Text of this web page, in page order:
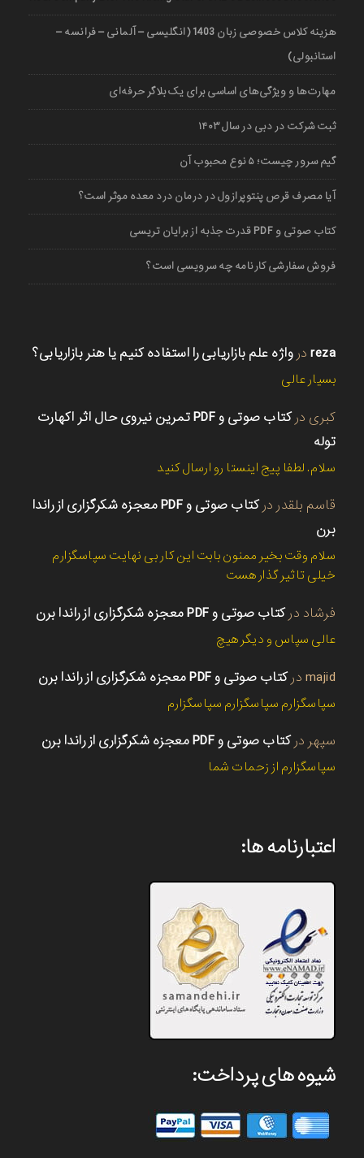
هزینه کلاس خصوصی زبان 1403 (انگلیسی – آلمانی – فرانسه –
استانبولی)
مهارت‌ها و ویژگی‌های اساسی برای یک بلاگر حرفه‌ای
ثبت شرکت در دبی در سال ۱۴۰۳
گیم سرور چیست؛ ۵ نوع محبوب آن
آیا مصرف قرص پنتوپرازول در درمان درد معده موثر است؟
کتاب صوتی و PDF قدرت جذبه از برایان تریسی
فروش سفارشی کارنامه چه سرویسی است؟
reza در واژه علم بازاریابی را استفاده کنیم یا هنر بازاریابی؟
بسیار عالی
کبری در
کتاب صوتی و PDF تمرین نیروی حال اثر اکهارت
توله
سلام. لطفا پیج اینستا رو ارسال کنید
قاسم بلقدر در
کتاب صوتی و PDF معجزه شکرگزاری از راندا
برن
سلام وقت بخیر ممنون بابت این کار بی نهایت سپاسگزارم
خیلی تاثیر گذار هست
فرشاد درکتاب صوتی و PDF معجزه شکرگزاری از راندا برن
عالی سپاس و دیگر هیچ
majid درکتاب صوتی و PDF معجزه شکرگزاری از راندا برن
سپاسگزارم سپاسگزارم سپاسگزارم
سپهر درکتاب صوتی و PDF معجزه شکرگزاری از راندا برن
سپاسگزارم از زحمات شما
اعتبارنامه ها:
شیوه های پرداخت: